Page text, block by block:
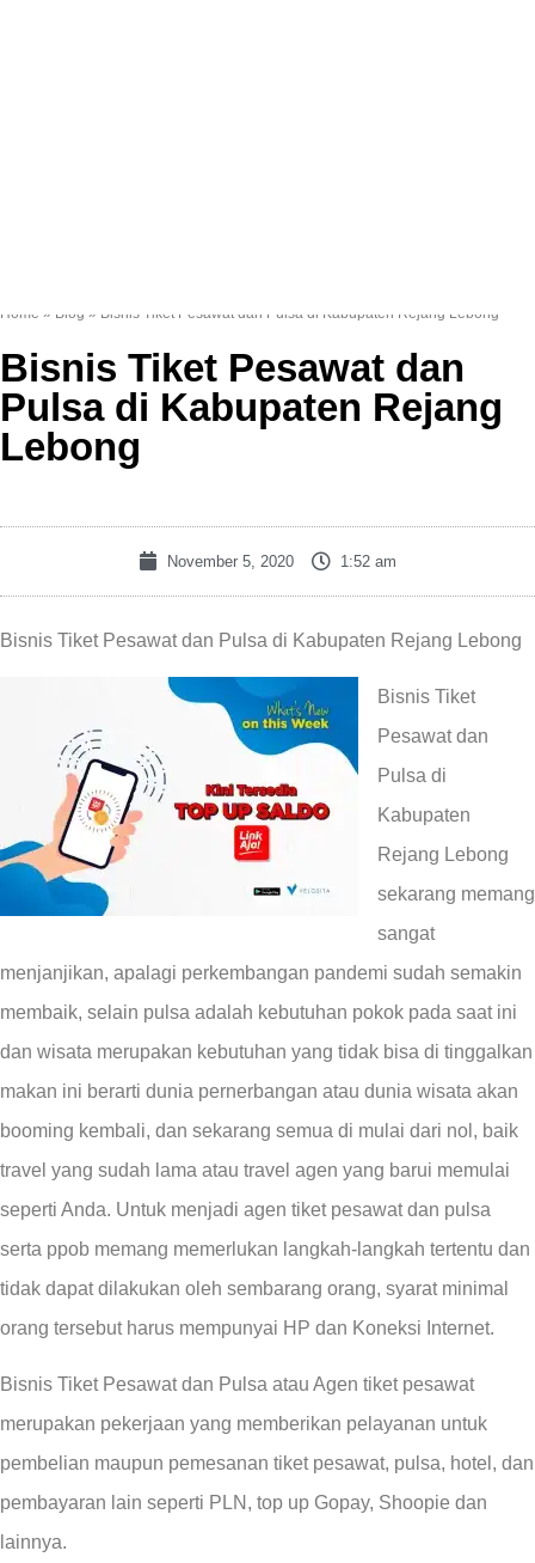
Home » Blog » Bisnis Tiket Pesawat dan Pulsa di Kabupaten Rejang Lebong
Bisnis Tiket Pesawat dan
Pulsa di Kabupaten Rejang
Lebong
November 5, 2020 1:52 am
Bisnis Tiket Pesawat dan Pulsa di Kabupaten Rejang Lebong
Bisnis Tiket
Pesawat dan
Pulsa di
Kabupaten
Rejang Lebong
sekarang memang
sangat
menjanjikan, apalagi perkembangan pandemi sudah semakin
membaik, selain pulsa adalah kebutuhan pokok pada saat ini
dan wisata merupakan kebutuhan yang tidak bisa di tinggalkan
makan ini berarti dunia pernerbangan atau dunia wisata akan
booming kembali, dan sekarang semua di mulai dari nol, baik
travel yang sudah lama atau travel agen yang barui memulai
seperti Anda. Untuk menjadi agen tiket pesawat dan pulsa
serta ppob memang memerlukan langkah-langkah tertentu dan
tidak dapat dilakukan oleh sembarang orang, syarat minimal
orang tersebut harus mempunyai HP dan Koneksi Internet.
Bisnis Tiket Pesawat dan Pulsa atau Agen tiket pesawat
merupakan pekerjaan yang memberikan pelayanan untuk
pembelian maupun pemesanan tiket pesawat, pulsa, hotel, dan
pembayaran lain seperti PLN, top up Gopay, Shoopie dan
lainnya.